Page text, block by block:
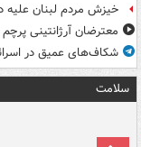
خیزش مردم لبنان علیه
معترضان آرژانتینی
شکاف‌های عمیق در
سلامت